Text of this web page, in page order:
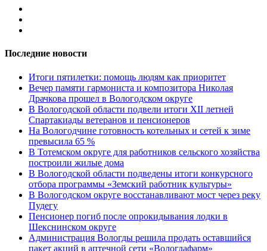
Последние новости
Итоги пятилетки: помощь людям как приоритет
Вечер памяти гармониста и композитора Николая
Драчкова прошел в Вологодском округе
В Вологодской области подвели итоги XII летней
Спартакиады ветеранов и пенсионеров
На Вологодчине готовность котельных и сетей к зиме
превысила 65 %
В Тотемском округе для работников сельского хозяйства
построили жилые дома
В Вологодской области подведены итоги конкурсного
отбора программы «Земский работник культуры»
В Вологодском округе восстанавливают мост через реку
Пудегу
Пенсионер погиб после опрокидывания лодки в
Шекснинском округе
Администрация Вологды решила продать оставшийся
пакет акций в аптечной сети «Вологдафарм»